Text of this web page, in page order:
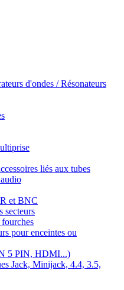
d'ondes / Résonateurs
liés aux tubes
et BNC
secteurs
fourches
pour enceintes ou
5 PIN, HDMI...)
Jack, Minijack, 4.4, 3.5,